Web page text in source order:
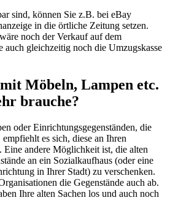
sind, können Sie z.B. bei eBay
in die örtliche Zeitung setzen.
noch der Verkauf auf dem
auch gleichzeitig noch die Umzugskasse
Möbeln, Lampen etc.
brauche?
oder Einrichtungsgegenständen, die
es sich, diese an Ihren
Eine andere Möglichkeit ist, die alten
an ein Sozialkaufhaus (oder eine
in Ihrer Stadt) zu verschenken.
die Gegenstände auch ab.
Ihre alten Sachen los und auch noch